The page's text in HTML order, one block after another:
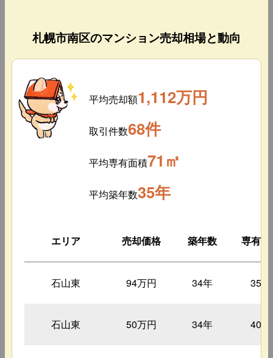
札幌市南区のマンション売却相場と動向
平均売却額1,112万円
取引件数68件
平均専有面積71㎡
平均築年数35年
エリア 売却価格 築年数 専有面
石山東 94万円 34年 35㎡
石山東 50万円 34年 40㎡